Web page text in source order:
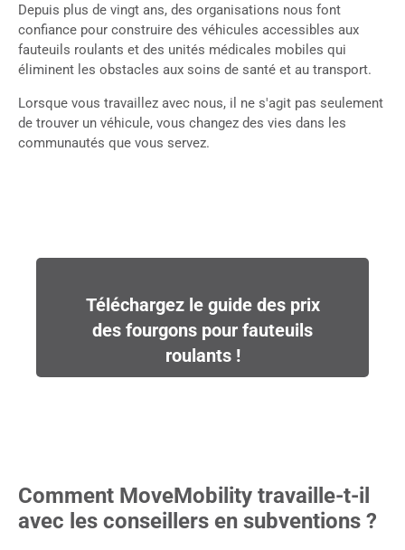
Depuis plus de vingt ans, des organisations nous font
confiance pour construire des véhicules accessibles aux
fauteuils roulants et des unités médicales mobiles qui
éliminent les obstacles aux soins de santé et au transport.
Lorsque vous travaillez avec nous, il ne s'agit pas seulement
de trouver un véhicule, vous changez des vies dans les
communautés que vous servez.
Téléchargez le guide des prix
des fourgons pour fauteuils
roulants !
Comment MoveMobility travaille-t-il
avec les conseillers en subventions ?